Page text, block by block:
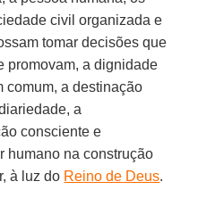
civil organizada e
tomar decisões que
promovam, a dignidade
comum, a destinação
a
consciente e
humano na construção
à luz do Reino de Deus.